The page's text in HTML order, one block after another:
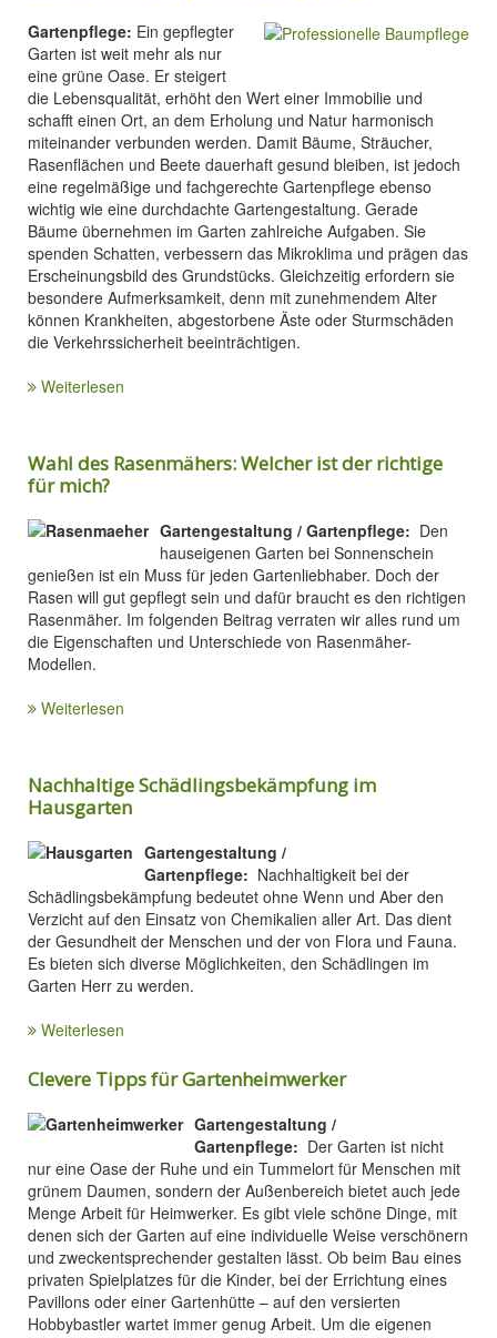
Gartenpflege: Ein gepflegter
Garten ist weit mehr als nur
eine grüne Oase. Er steigert
die Lebensqualität, erhöht den Wert einer Immobilie und
schafft einen Ort, an dem Erholung und Natur harmonisch
miteinander verbunden werden. Damit Bäume, Sträucher,
Rasenflächen und Beete dauerhaft gesund bleiben, ist jedoch
eine regelmäßige und fachgerechte Gartenpflege ebenso
wichtig wie eine durchdachte Gartengestaltung. Gerade
Bäume übernehmen im Garten zahlreiche Aufgaben. Sie
spenden Schatten, verbessern das Mikroklima und prägen das
Erscheinungsbild des Grundstücks. Gleichzeitig erfordern sie
besondere Aufmerksamkeit, denn mit zunehmendem Alter
können Krankheiten, abgestorbene Äste oder Sturmschäden
die Verkehrssicherheit beeinträchtigen.
Weiterlesen
Wahl des Rasenmähers: Welcher ist der richtige
für mich?
Gartengestaltung / Gartenpflege: Den
hauseigenen Garten bei Sonnenschein
genießen ist ein Muss für jeden Gartenliebhaber. Doch der
Rasen will gut gepflegt sein und dafür braucht es den richtigen
Rasenmäher. Im folgenden Beitrag verraten wir alles rund um
die Eigenschaften und Unterschiede von Rasenmäher-
Modellen.
Weiterlesen
Nachhaltige Schädlingsbekämpfung im
Hausgarten
Gartengestaltung /
Gartenpflege: Nachhaltigkeit bei der
Schädlingsbekämpfung bedeutet ohne Wenn und Aber den
Verzicht auf den Einsatz von Chemikalien aller Art. Das dient
der Gesundheit der Menschen und der von Flora und Fauna.
Es bieten sich diverse Möglichkeiten, den Schädlingen im
Garten Herr zu werden.
Weiterlesen
Clevere Tipps für Gartenheimwerker
Gartengestaltung /
Gartenpflege: Der Garten ist nicht
nur eine Oase der Ruhe und ein Tummelort für Menschen mit
grünem Daumen, sondern der Außenbereich bietet auch jede
Menge Arbeit für Heimwerker. Es gibt viele schöne Dinge, mit
denen sich der Garten auf eine individuelle Weise verschönern
und zweckentsprechender gestalten lässt. Ob beim Bau eines
privaten Spielplatzes für die Kinder, bei der Errichtung eines
Pavillons oder einer Gartenhütte – auf den versierten
Hobbybastler wartet immer genug Arbeit. Um die eigenen